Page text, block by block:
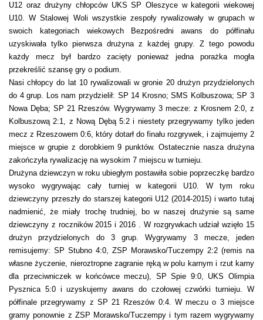
U12 oraz drużyny chłopców UKS SP Oleszyce w kategorii wiekowej
U10. W Stalowej Woli wszystkie zespoły rywalizowały w grupach w
swoich kategoriach wiekowych Bezpośredni awans do półfinału
uzyskiwała tylko pierwsza drużyna z każdej grupy. Z tego powodu
każdy mecz był bardzo zacięty ponieważ jedna porażka mogła
przekreślić szansę gry o podium.
Nasi chłopcy do lat 10 rywalizowali w gronie 20 drużyn przydzielonych
do 4 grup. Los nam przydzielił: SP 14 Krosno; SMS Kolbuszowa; SP 3
Nowa Dęba; SP 21 Rzeszów. Wygrywamy 3 mecze: z Krosnem 2:0, z
Kolbuszową 2:1, z Nową Dębą 5:2 i niestety przegrywamy tylko jeden
mecz z Rzeszowem 0:6, który dotarł do finału rozgrywek, i zajmujemy 2
miejsce w grupie z dorobkiem 9 punktów. Ostatecznie nasza drużyna
zakończyła rywalizację na wysokim 7 miejscu w turnieju.
Drużyna dziewczyn w roku ubiegłym postawiła sobie poprzeczkę bardzo
wysoko wygrywając cały turniej w kategorii U10. W tym roku
dziewczyny przeszły do starszej kategorii U12 (2014-2015) i warto tutaj
nadmienić, że miały trochę trudniej, bo w naszej drużynie są same
dziewczyny z roczników 2015 i 2016 . W rozgrywkach udział wzięło 15
drużyn przydzielonych do 3 grup. Wygrywamy 3 mecze, jeden
remisujemy: SP Stubno 4:0, ZSP Morawsko/Tuczempy 2:2 (remis na
własne życzenie, nieroztropne zagranie ręką w polu karnym i rzut karny
dla przeciwniczek w końcówce meczu), SP Spie 9:0, UKS Olimpia
Pysznica 5:0 i uzyskujemy awans do czołowej czwórki turnieju. W
półfinale przegrywamy z SP 21 Rzeszów 0:4. W meczu o 3 miejsce
gramy ponownie z ZSP Morawsko/Tuczempy i tym razem wygrywamy